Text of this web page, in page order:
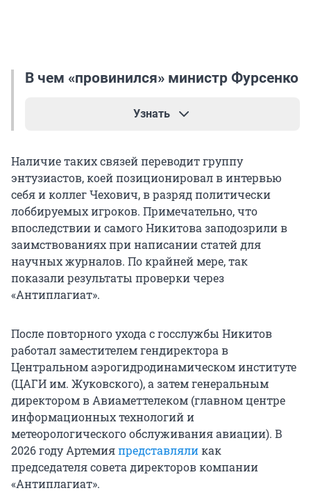
В чем «провинился» министр Фурсенко
Узнать
сталкивался с критикой. Неоднократно в СМИ
появлялись публикации о негативном
отношении министра к советской системе
образования. Одним из таких
информационных поводов стало выступление
Фурсенко на молодежном форуме на Селигере в
2009 году.
«Недостатком советской системы образования
сейчас задача заключается в том, чтобы
взрастить квалифицированного потребителя,
способного квалифицированно пользоваться
результатами творчества других», — цитировал
Фурсенко председатель движения «Образование
для всех» Олег Смолин.
Позиция, приписываемая Фурсенко, вызвала
большой резонанс. Высказывались замечания,
что ни одна из планируемых важных для
Наличие таких связей переводит группу
энтузиастов, коей позиционировал в интервью
себя и коллег Чехович, в разряд политически
лоббируемых игроков. Примечательно, что
впоследствии и самого Никитова заподозрили в
заимствованиях при написании статей для
научных журналов. По крайней мере, так
показали результаты проверки через
«Антиплагиат».
После повторного ухода с госслужбы Никитов
работал заместителем гендиректора в
Центральном аэрогидродинамическом институте
(ЦАГИ им. Жуковского), а затем генеральным
директором в Авиаметтелеком (главном центре
информационных технологий и
метеорологического обслуживания авиации). В
2026 году Артемияпредставляликак
председателя совета директоров компании
«Антиплагиат».